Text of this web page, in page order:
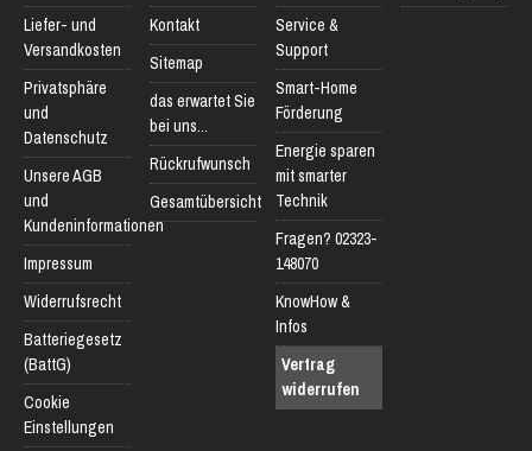
Liefer- und
Versandkosten
Privatsphäre
und
Datenschutz
Unsere AGB
und
Kundeninformationen
Impressum
Widerrufsrecht
Batteriegesetz
(BattG)
Cookie
Einstellungen
Kontakt
Sitemap
das erwartet Sie
bei uns...
Rückrufwunsch
Gesamtübersicht
Service &
Support
Smart-Home
Förderung
Energie sparen
mit smarter
Technik
Fragen? 02323-
148070
KnowHow &
Infos
Vertrag
widerrufen